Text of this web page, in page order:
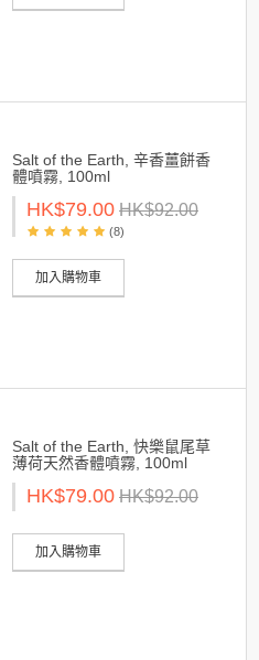
Salt of the Earth, 辛香薑餅香
體噴霧, 100ml
HK$79.00 HK$92.00
(8)
加入購物車
Salt of the Earth, 快樂鼠尾草
薄荷天然香體噴霧, 100ml
HK$79.00 HK$92.00
加入購物車